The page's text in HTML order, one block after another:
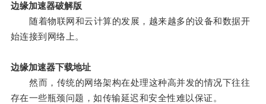
边缘加速器破解版
随着物联网和云计算的发展，越来越多的设备和数据开
始连接到网络上。
边缘加速器下载地址
然而，传统的网络架构在处理这种高并发的情况下往往
存在一些瓶颈问题，如传输延迟和安全性难以保证。